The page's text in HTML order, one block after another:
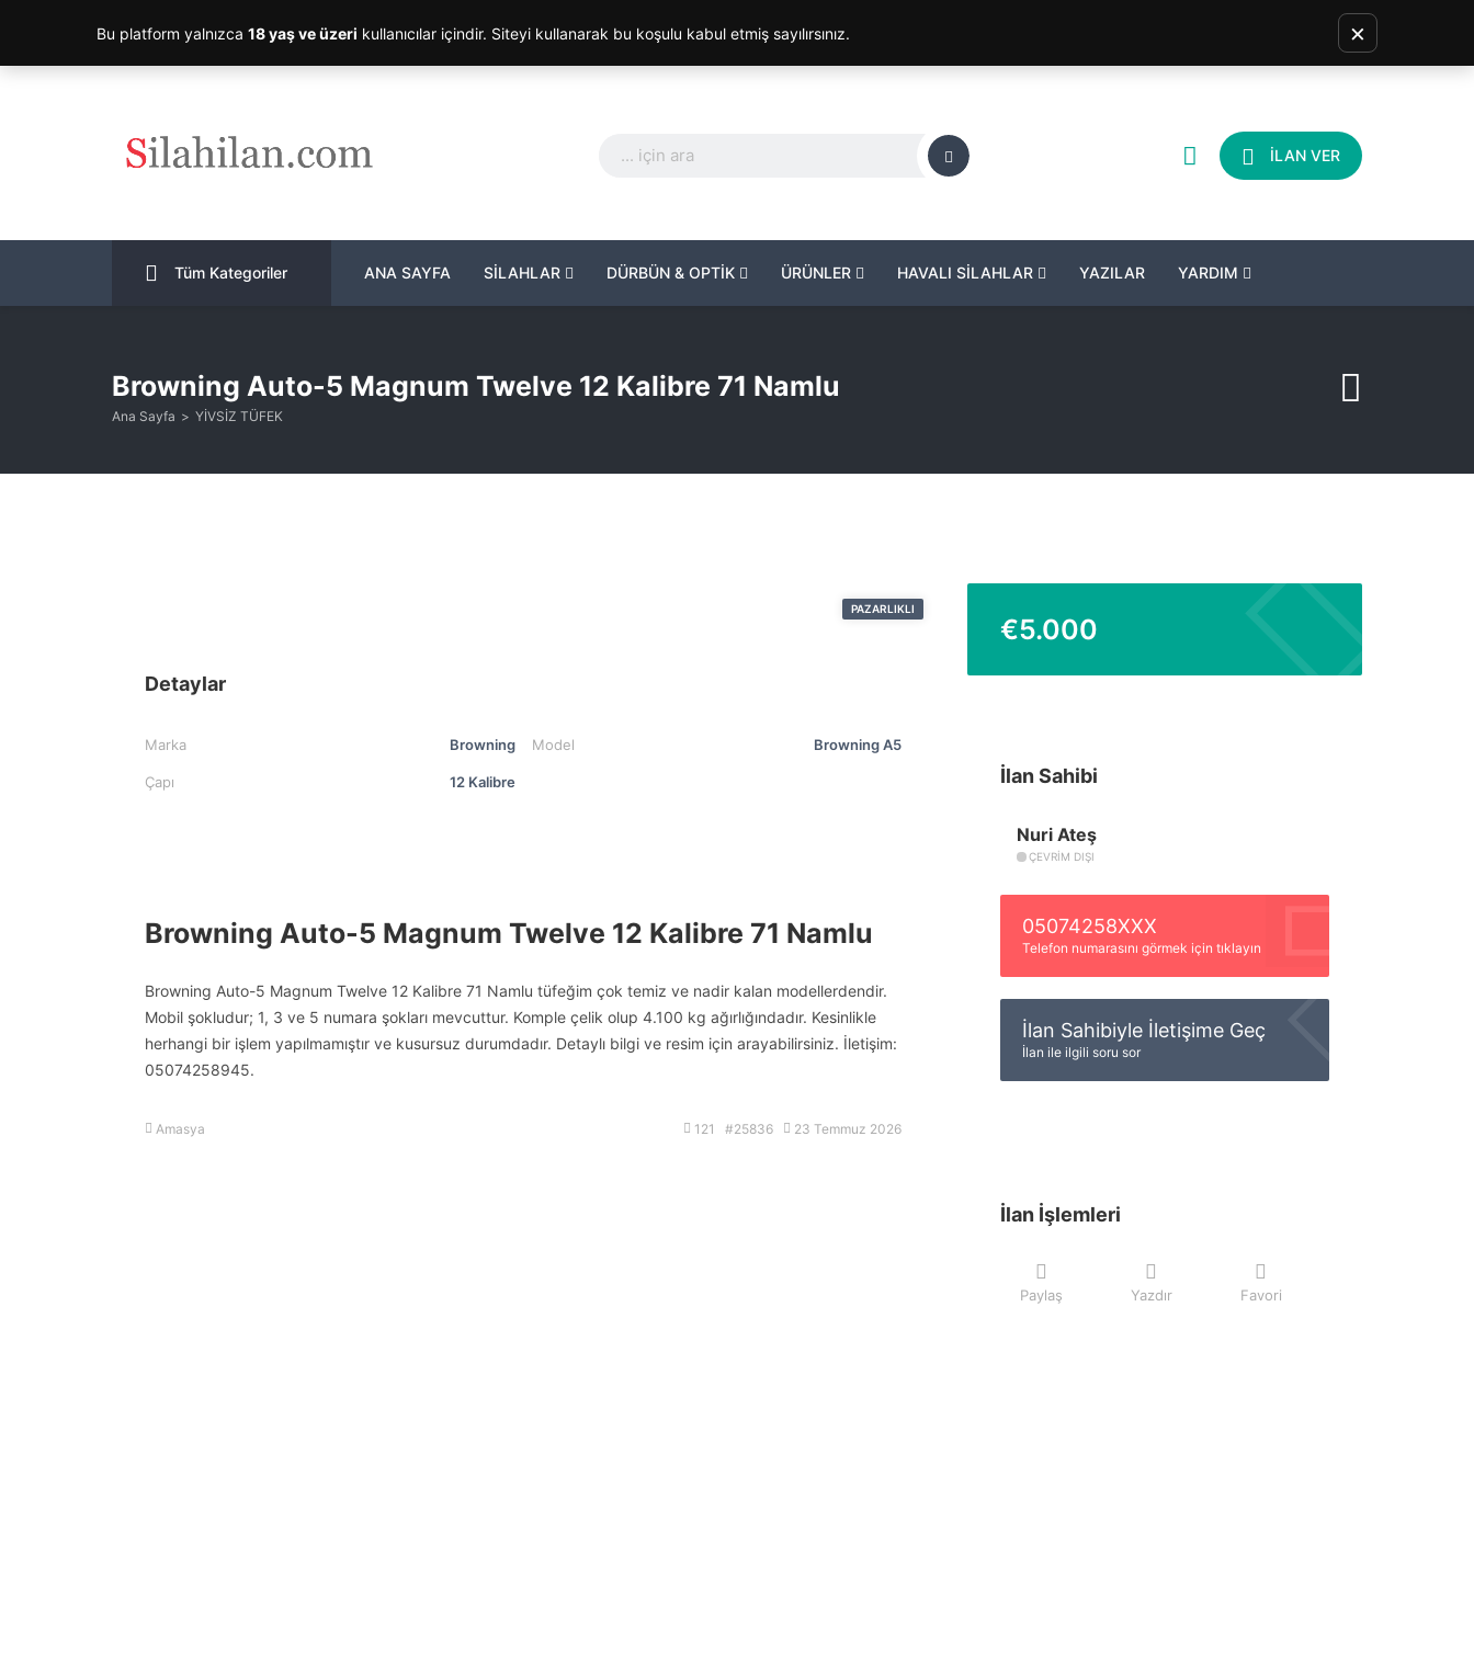
İLAN VER
Tüm Kategoriler ANA SAYFA SİLAHLAR DÜRBÜN & OPTİK ÜRÜNLER HAVALI SİLAHLAR YAZILAR YARDIM
Browning Auto-5 Magnum Twelve 12 Kalibre 71 Namlu
Ana Sayfa YİVSİZ TÜFEK
PAZARLIKLI
Detaylar
Marka Browning Model Browning A5
Çapı 12 Kalibre
Browning Auto-5 Magnum Twelve 12 Kalibre 71 Namlu
Browning Auto-5 Magnum Twelve 12 Kalibre 71 Namlu tüfeğim çok temiz ve nadir kalan modellerdendir.
Mobil şokludur; 1, 3 ve 5 numara şokları mevcuttur. Komple çelik olup 4.100 kg ağırlığındadır. Kesinlikle
herhangi bir işlem yapılmamıştır ve kusursuz durumdadır. Detaylı bilgi ve resim için arayabilirsiniz. İletişim:
05074258945.
Amasya 121 #25836 23 Temmuz 2026
€5.000
İlan Sahibi
Nuri Ateş
ÇEVRIM DIŞI
05074258XXX
Telefon numarasını görmek için tıklayın
İlan Sahibiyle İletişime Geç
İlan ile ilgili soru sor
İlan İşlemleri
Paylaş Yazdır Favori
Bu platform yalnızca 18 yaş ve üzeri kullanıcılar içindir. Siteyi kullanarak bu koşulu kabul etmiş sayılırsınız. ×